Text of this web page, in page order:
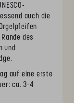
auch die
des
und
auf eine erste
ca. 3-4